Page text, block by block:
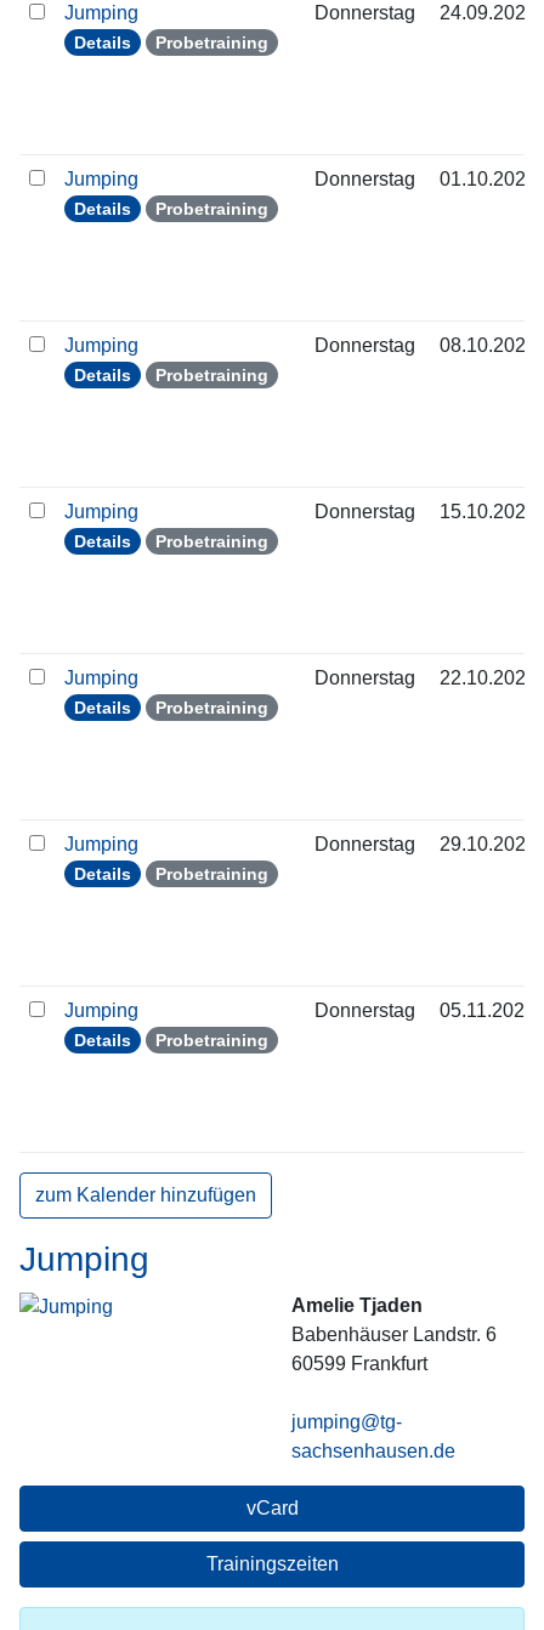
Jumping
Details Probetraining
Donnerstag 24.09.2026
Jumping
Details Probetraining
Donnerstag 01.10.2026
Jumping
Details Probetraining
Donnerstag 08.10.2026
Jumping
Details Probetraining
Donnerstag 15.10.2026
Jumping
Details Probetraining
Donnerstag 22.10.2026
Jumping
Details Probetraining
Donnerstag 29.10.2026
Jumping
Details Probetraining
Donnerstag 05.11.2026
zum Kalender hinzufügen
Jumping
Amelie Tjaden
Babenhäuser Landstr. 6
60599 Frankfurt
jumping@tg-
sachsenhausen.de
vCard
Trainingszeiten